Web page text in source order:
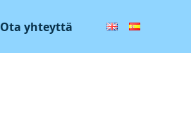
Ota yhteyttä